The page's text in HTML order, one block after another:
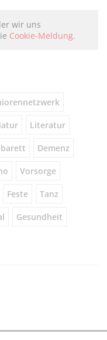
wir uns
Cookie-Meldung.
Literatur
Demenz
Vorsorge
Feste Tanz
Gesundheit